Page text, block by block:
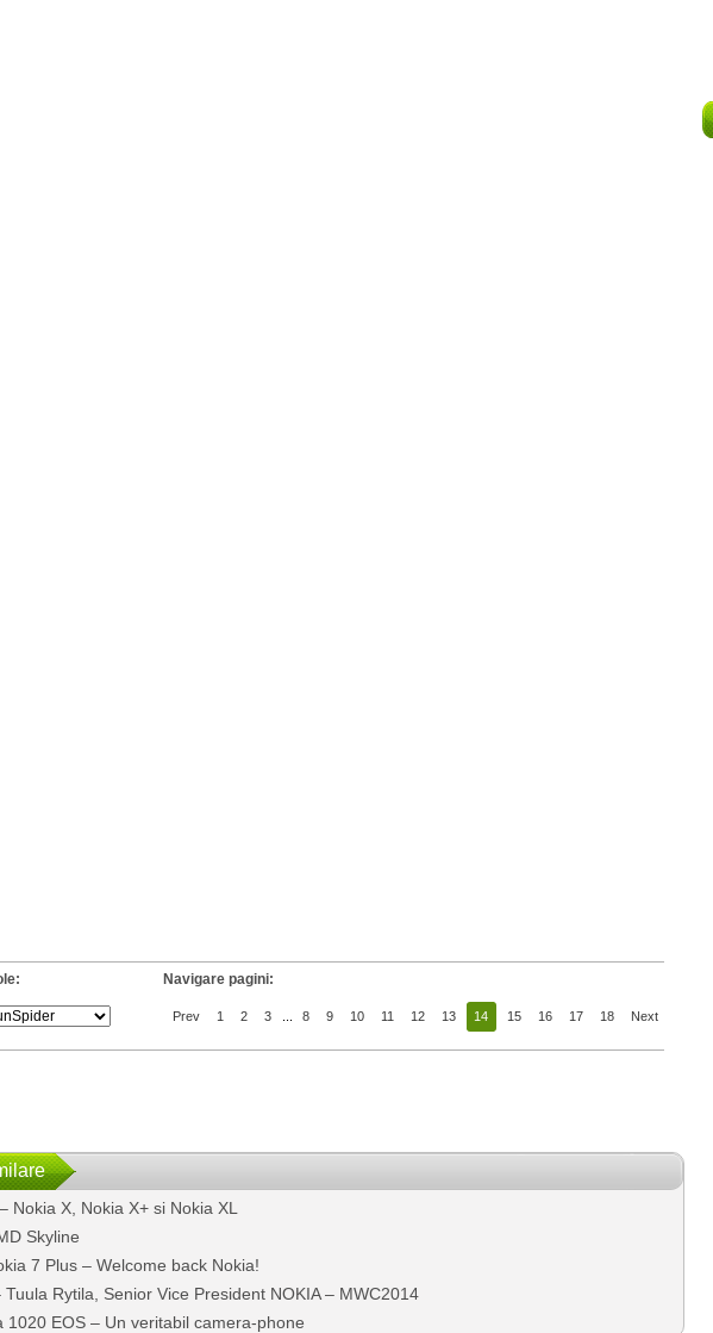
Navigare pagini:
Prev 1 2 3 8 9 10 11 12 13 14 15 16 17 18 Next
Nokia X, Nokia X+ si Nokia XL
Skyline
7 Plus – Welcome back Nokia!
Tuula Rytila, Senior Vice President NOKIA – MWC2014
1020 EOS – Un veritabil camera-phone